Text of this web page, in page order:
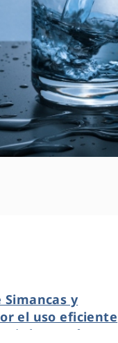
y
el uso eficiente
la sequía